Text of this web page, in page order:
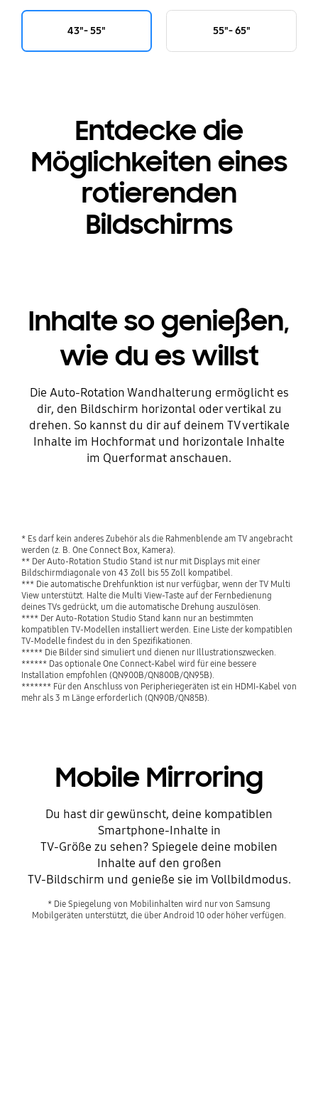
43"- 55" 55"- 65"
Entdecke die
Möglichkeiten eines
rotierenden
Bildschirms
Inhalte so genießen,
wie du es willst
Die Auto-Rotation Wandhalterung ermöglicht es
dir, den Bildschirm horizontal oder vertikal zu
drehen. So kannst du dir auf deinem TV vertikale
Inhalte im Hochformat und horizontale Inhalte
im Querformat anschauen.
* Es darf kein anderes Zubehör als die Rahmenblende am TV angebracht
werden (z. B. One Connect Box, Kamera).
** Der Auto-Rotation Studio Stand ist nur mit Displays mit einer
Bildschirmdiagonale von 43 Zoll bis 55 Zoll kompatibel.
*** Die automatische Drehfunktion ist nur verfügbar, wenn der TV Multi
View unterstützt. Halte die Multi View-Taste auf der Fernbedienung
deines TVs gedrückt, um die automatische Drehung auszulösen.
**** Der Auto-Rotation Studio Stand kann nur an bestimmten
kompatiblen TV-Modellen installiert werden. Eine Liste der kompatiblen
TV-Modelle findest du in den Spezifikationen.
***** Die Bilder sind simuliert und dienen nur Illustrationszwecken.
****** Das optionale One Connect-Kabel wird für eine bessere
Installation empfohlen (QN900B/QN800B/QN95B).
******* Für den Anschluss von Peripheriegeräten ist ein HDMI-Kabel von
mehr als 3 m Länge erforderlich (QN90B/QN85B).
Mobile Mirroring
Du hast dir gewünscht, deine kompatiblen
Smartphone-Inhalte in
TV-Größe zu sehen? Spiegele deine mobilen
Inhalte auf den großen
TV-Bildschirm und genieße sie im Vollbildmodus.
* Die Spiegelung von Mobilinhalten wird nur von Samsung
Mobilgeräten unterstützt, die über Android 10 oder höher verfügen.